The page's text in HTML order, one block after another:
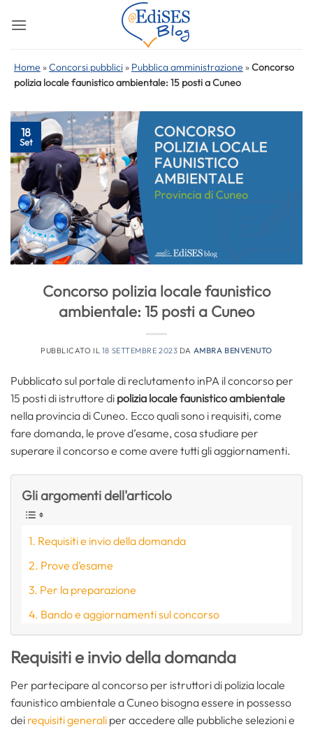
Home »Concorsi pubblici » Pubblica amministrazione »Concorso
polizia locale faunistico ambientale: 15 posti a Cuneo
18
Set
Concorso polizia locale faunistico
ambientale: 15 posti a Cuneo
PUBBLICATO IL 18 SETTEMBRE 2023 DA AMBRA BENVENUTO
Pubblicato sul portale di reclutamento inPA il concorso per
15 posti di istruttore di polizia locale faunistico ambientale
nella provincia di Cuneo. Ecco quali sono i requisiti, come
fare domanda, le prove d’esame, cosa studiare per
superare il concorso e come avere tutti gli aggiornamenti.
Gli argomenti dell'articolo
Requisiti e invio della domanda
Prove d’esame
Per la preparazione
Bando e aggiornamenti sul concorso
Requisiti e invio della domanda
Per partecipare al concorso per istruttori di polizia locale
faunistico ambientale a Cuneo bisogna essere in possesso
dei requisiti generali per accedere alle pubbliche selezioni e